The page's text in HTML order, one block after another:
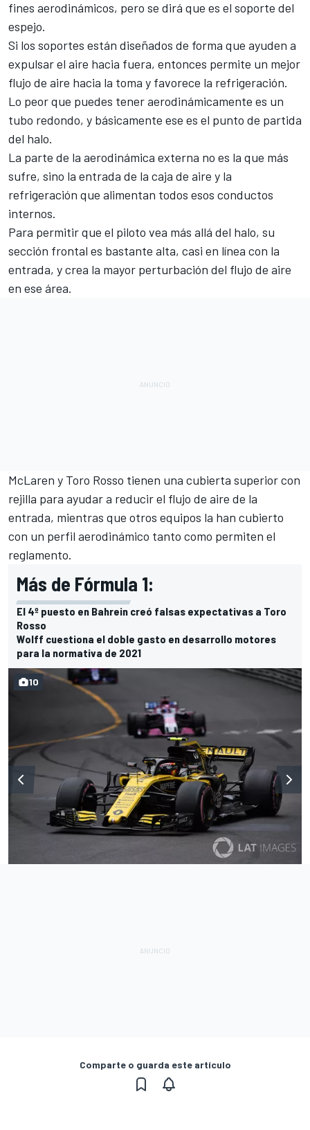
fines aerodinámicos, pero se dirá que es el soporte del
espejo.
Si los soportes están diseñados de forma que ayuden a
expulsar el aire hacia fuera, entonces permite un mejor
flujo de aire hacia la toma y favorece la refrigeración.
Lo peor que puedes tener aerodinámicamente es un
tubo redondo, y básicamente ese es el punto de partida
del halo.
La parte de la aerodinámica externa no es la que más
sufre, sino la entrada de la caja de aire y la
refrigeración que alimentan todos esos conductos
internos.
Para permitir que el piloto vea más allá del halo, su
sección frontal es bastante alta, casi en línea con la
entrada, y crea la mayor perturbación del flujo de aire
en ese área.
McLaren y Toro Rosso tienen una cubierta superior con
rejilla para ayudar a reducir el flujo de aire de la
entrada, mientras que otros equipos la han cubierto
con un perfil aerodinámico tanto como permiten el
reglamento.
Más de Fórmula 1:
El 4º puesto en Bahrein creó falsas expectativas a Toro
Rosso
Wolff cuestiona el doble gasto en desarrollo motores
para la normativa de 2021
10
Comparte o guarda este artículo